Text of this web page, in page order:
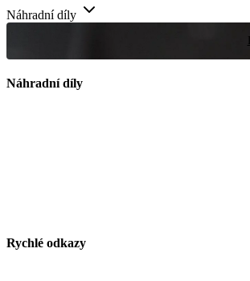
Náhradní díly
Náhradní díly
Rychlé odkazy